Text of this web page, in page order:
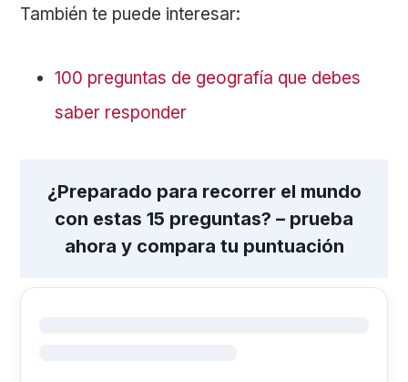
También te puede interesar:
100 preguntas de geografía que debes
saber responder
¿Preparado para recorrer el mundo
con estas 15 preguntas? – prueba
ahora y compara tu puntuación